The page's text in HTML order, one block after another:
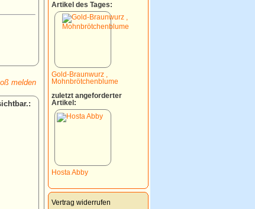
melden
:
Artikel des Tages:
Gold-Braunwurz ,
Mohnbrötchenblume
zuletzt angeforderter
Artikel:
Hosta Abby
Vertrag widerrufen